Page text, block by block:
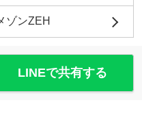
ゾンZEH
LINEで共有する